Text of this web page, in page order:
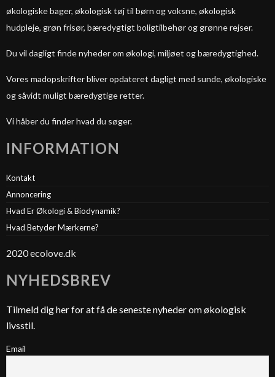
økologiske bager, økologisk tøj til børn og voksne, økologisk
hudpleje, grøn frisør, bæredygtigt boligtilbehør og grønne rejser.
Du vil dagligt finde nyheder om økologi, miljøet og bæredygtighed.
Vores madopskrifter bliver opdateret dagligt med sunde, økologiske
og såvidt muligt bæredygtige retter.
Vi håber du finder hvad du søger.
INFORMATION
Kontakt
Annoncering
Hvad Er Økologi & Biodynamik?
Hvad Betyder Mærkerne?
2020 ecolove.dk
NYHEDSBREV
Tilmeld dig her for at få de seneste nyheder om økologisk
livsstil.
Email